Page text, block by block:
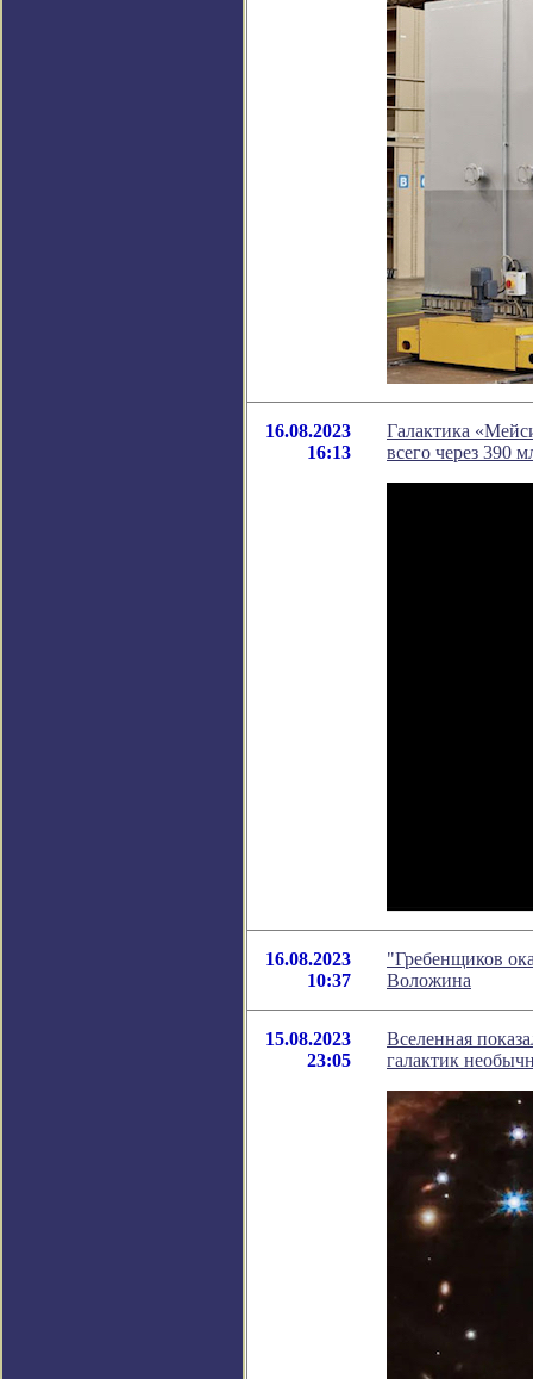
16.08.2023
16:13
Галактика
всего через 390
16.08.2023
10:37
"Гребенщиков
Воложина
15.08.2023
23:05
Вселенная
галактик